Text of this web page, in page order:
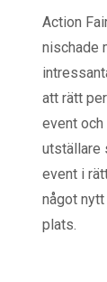
Action
nischade
att rätt
event och
utställare
event i
något
plats.